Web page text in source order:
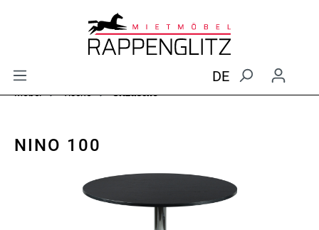
DE
Möbel Tische Sitztische
NINO 100